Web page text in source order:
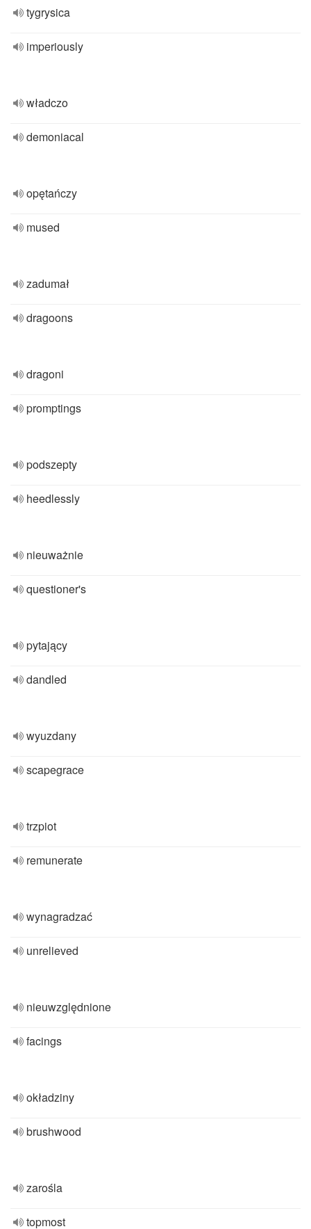
tygrysica
imperiously
władczo
demoniacal
opętańczy
mused
zadumał
dragoons
dragoni
promptings
podszepty
heedlessly
nieuważnie
questioner's
pytający
dandled
wyuzdany
scapegrace
trzpiot
remunerate
wynagradzać
unrelieved
nieuwzględnione
facings
okładziny
brushwood
zarośla
topmost